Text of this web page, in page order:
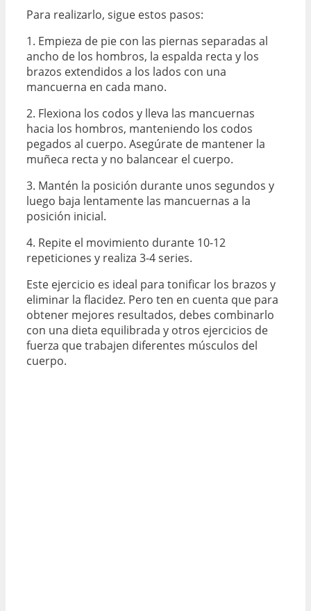
Para realizarlo, sigue estos pasos:
1. Empieza de pie con las piernas separadas al
ancho de los hombros, la espalda recta y los
brazos extendidos a los lados con una
mancuerna en cada mano.
2. Flexiona los codos y lleva las mancuernas
hacia los hombros, manteniendo los codos
pegados al cuerpo. Asegúrate de mantener la
muñeca recta y no balancear el cuerpo.
3. Mantén la posición durante unos segundos y
luego baja lentamente las mancuernas a la
posición inicial.
4. Repite el movimiento durante 10-12
repeticiones y realiza 3-4 series.
Este ejercicio es ideal para tonificar los brazos y
eliminar la flacidez. Pero ten en cuenta que para
obtener mejores resultados, debes combinarlo
con una dieta equilibrada y otros ejercicios de
fuerza que trabajen diferentes músculos del
cuerpo.